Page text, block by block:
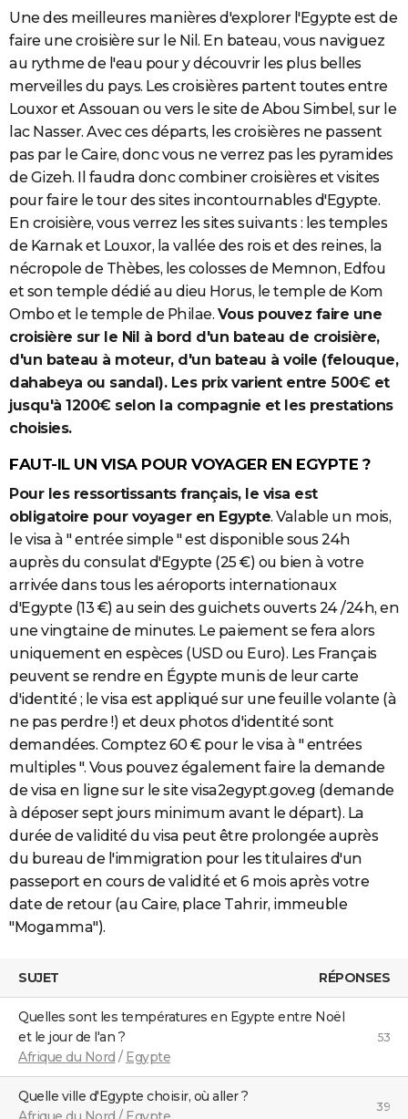
entre 22°C en hiver jusqu'à
28°C en été.
Crédit :Uldis Zile/ 123RF
Une des meilleures manières d'explorer l'Egypte est de
faire une croisière sur le Nil. En bateau, vous naviguez
au rythme de l'eau pour y découvrir les plus belles
merveilles du pays. Les croisières partent toutes entre
Louxor et Assouan ou vers le site de Abou Simbel, sur le
lac Nasser. Avec ces départs, les croisières ne passent
pas par le Caire, donc vous ne verrez pas les pyramides
de Gizeh. Il faudra donc combiner croisières et visites
pour faire le tour des sites incontournables d'Egypte.
En croisière, vous verrez les sites suivants : les temples
de Karnak et Louxor, la vallée des rois et des reines, la
nécropole de Thèbes, les colosses de Memnon, Edfou
et son temple dédié au dieu Horus, le temple de Kom
Ombo et le temple de Philae. Vous pouvez faire une
croisière sur le Nil à bord d'un bateau de croisière,
d'un bateau à moteur, d'un bateau à voile (felouque,
dahabeya ou sandal). Les prix varient entre 500€ et
jusqu'à 1200€ selon la compagnie et les prestations
choisies.
FAUT-IL UN VISA POUR VOYAGER EN EGYPTE ?
Pour les ressortissants français, le visa est
obligatoire pour voyager en Egypte. Valable un mois,
le visa à " entrée simple " est disponible sous 24h
auprès du consulat d'Egypte (25 €) ou bien à votre
arrivée dans tous les aéroports internationaux
d'Egypte (13 €) au sein des guichets ouverts 24 /24h, en
une vingtaine de minutes. Le paiement se fera alors
uniquement en espèces (USD ou Euro). Les Français
peuvent se rendre en Égypte munis de leur carte
d'identité ; le visa est appliqué sur une feuille volante (à
ne pas perdre !) et deux photos d'identité sont
demandées. Comptez 60 € pour le visa à " entrées
multiples ". Vous pouvez également faire la demande
de visa en ligne sur le site visa2egypt.gov.eg (demande
à déposer sept jours minimum avant le départ). La
durée de validité du visa peut être prolongée auprès
du bureau de l'immigration pour les titulaires d'un
passeport en cours de validité et 6 mois après votre
date de retour (au Caire, place Tahrir, immeuble
"Mogamma").
SUJET RÉPONSES
Quelles sont les températures en Egypte entre Noël
et le jour de l'an ?
Afrique du Nord / Egypte
53
Quelle ville d'Egypte choisir, où aller ?
39